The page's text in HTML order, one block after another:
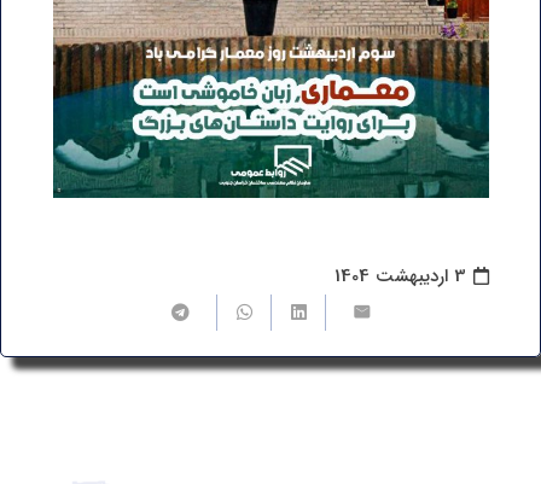
3 اردیبهشت 1404